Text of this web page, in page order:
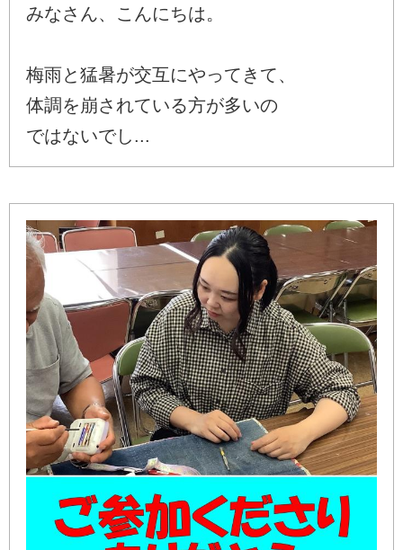
みなさん、こんにちは。
梅雨と猛暑が交互にやってきて、
体調を崩されている方が多いの
ではないでし...